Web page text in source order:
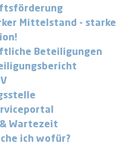
Mittelstand - starke
Beteiligungen
& Wartezeit
ich wofür?